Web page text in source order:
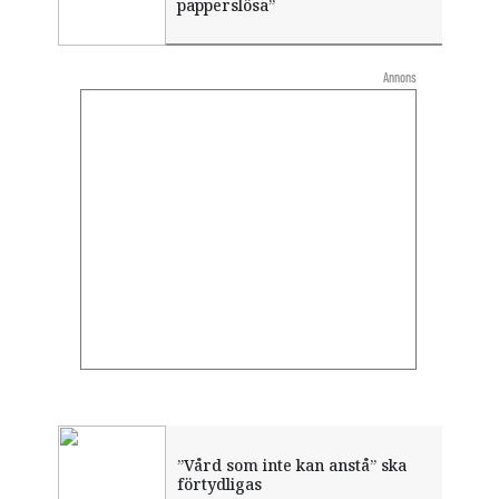
papperslösa”
”Vård som inte kan anstå” ska
förtydligas
Annons